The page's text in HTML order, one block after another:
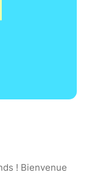
! Bienvenue